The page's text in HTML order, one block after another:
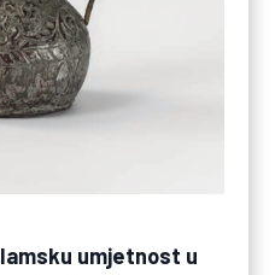
umjetnost u